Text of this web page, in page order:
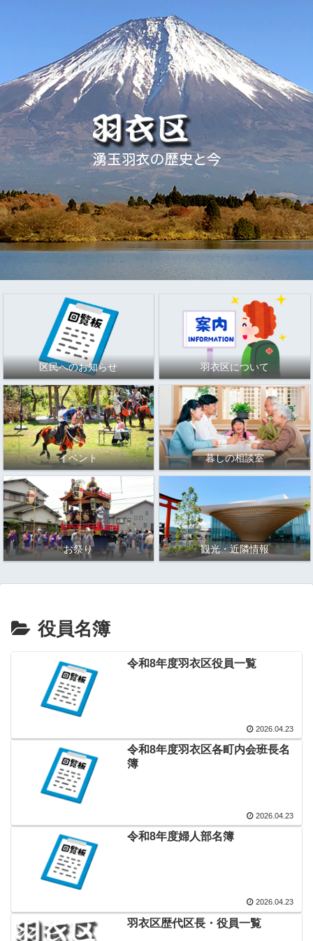
区民へのお知らせ 羽衣区について
イベント 暮しの相談室
お祭り 観光・近隣情報
役員名簿
令和8年度羽衣区役員一覧
2026.04.23
令和8年度羽衣区各町内会班長名
簿
2026.04.23
令和8年度婦人部名簿
2026.04.23
羽衣区歴代区長・役員一覧